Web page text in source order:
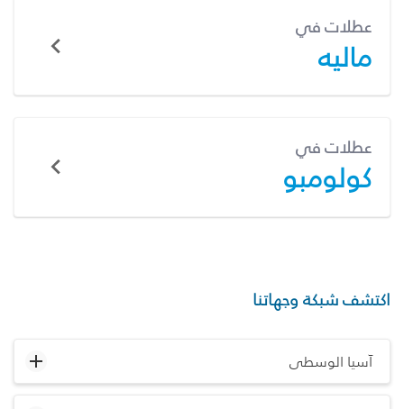
عطلات في
ماليه
عطلات في
كولومبو
اكتشف شبكة وجهاتنا
آسيا الوسطى